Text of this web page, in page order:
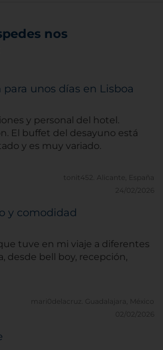
nos
unos días en Lisboa
y personal del hotel.
El buffet del desayuno está
y es muy variado.
tonit452. Alicante, España
24/02/2026
y comodidad
tuve en mi viaje a diferentes
desde bell boy, recepción,
mari0delacruz.
Guadalajara, México
02/02/2026